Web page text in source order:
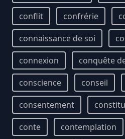
conflit
confrérie
connaissance de soi
connexion
conquête
conscience
conseil
consentement
conte
contemplation